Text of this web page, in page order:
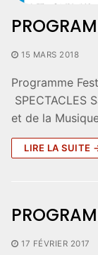
15 MARS 2018
Programme
SPECTACLES
et de la
LIRE LA SUITE
17 FÉVRIER 2017